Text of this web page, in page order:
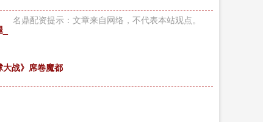
名鼎配资提示：文章来自网络，不代表本站观点。
战》席卷魔都